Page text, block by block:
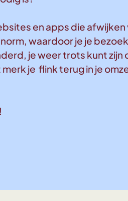
en apps die afwijken
waardoor je je
je weer trots kunt zijn
je flink terug in je